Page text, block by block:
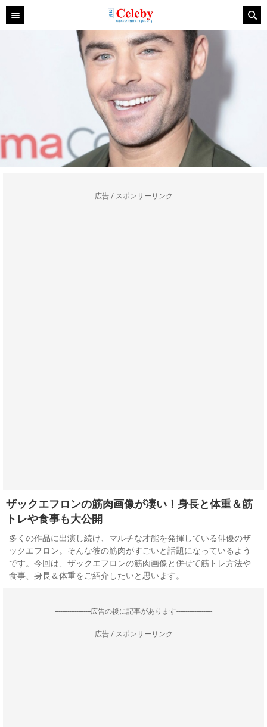
広告 / スポンサーリンク
ザックエフロンの筋肉画像が凄い！身長と体重＆筋
トレや食事も大公開
多くの作品に出演し続け、マルチな才能を発揮している俳優のザ
ックエフロン。そんな彼の筋肉がすごいと話題になっているよう
です。今回は、ザックエフロンの筋肉画像と併せて筋トレ方法や
食事、身長＆体重をご紹介したいと思います。
--------------------広告の後に記事があります--------------------
広告 / スポンサーリンク